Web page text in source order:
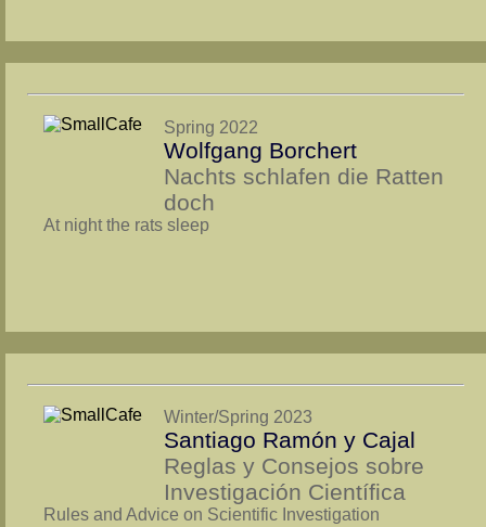
Spring 2022
Wolfgang Borchert
Nachts schlafen die Ratten
doch
At night the rats sleep
Winter/Spring 2023
Santiago Ramón y Cajal
Reglas y Consejos sobre
Investigación Científica
Rules and Advice on Scientific Investigation